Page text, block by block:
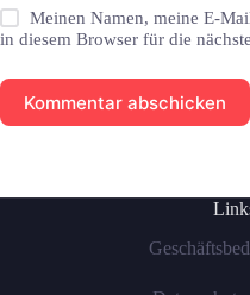
Meinen Namen, meine E-
in diesem Browser für die
Kommentar abschicken